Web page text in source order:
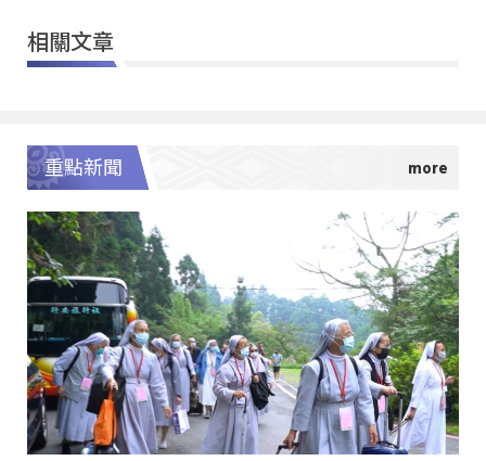
相關文章
重點新聞